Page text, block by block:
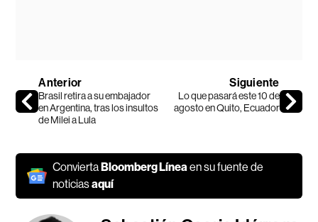
Anterior
Brasil retira a su embajador
en Argentina, tras los insultos
de Milei a Lula
Siguiente
Lo que pasará este 10 de
agosto en Quito, Ecuador
ConviertaBloomberg Líneaen su fuente de
noticiasaquí